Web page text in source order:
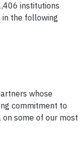
institutions
in the following
whose
commitment to
some of our most